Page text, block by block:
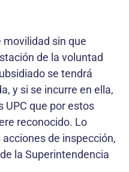
movilidad sin que
de la voluntad
se tendrá
y si se incurre en ella,
UPC que por estos
reconocido. Lo
de inspección,
la Superintendencia